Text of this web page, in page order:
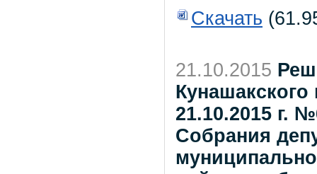
Скачать
21.10.2015
21.10.2015 г.
Собрания